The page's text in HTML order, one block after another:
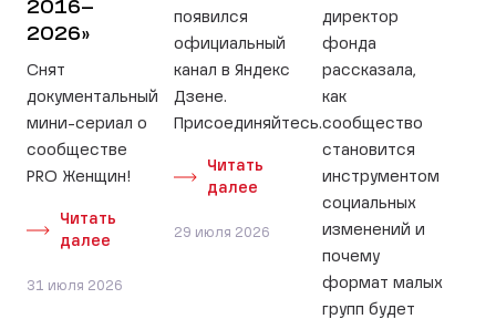
2016–
2026»
Снят
документальный
мини-сериал о
сообществе
PRO Женщин!
Читать
далее
31 июля 2026
появился
официальный
канал в Яндекс
Дзене.
Присоединяйтесь.
Читать
далее
29 июля 2026
директор
фонда
рассказала,
как
сообщество
становится
инструментом
социальных
изменений и
почему
формат малых
групп будет